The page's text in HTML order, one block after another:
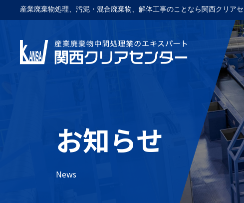
産業廃棄物処理、汚泥・混合廃棄物、解体工事のことなら関西クリア
お知らせ
News